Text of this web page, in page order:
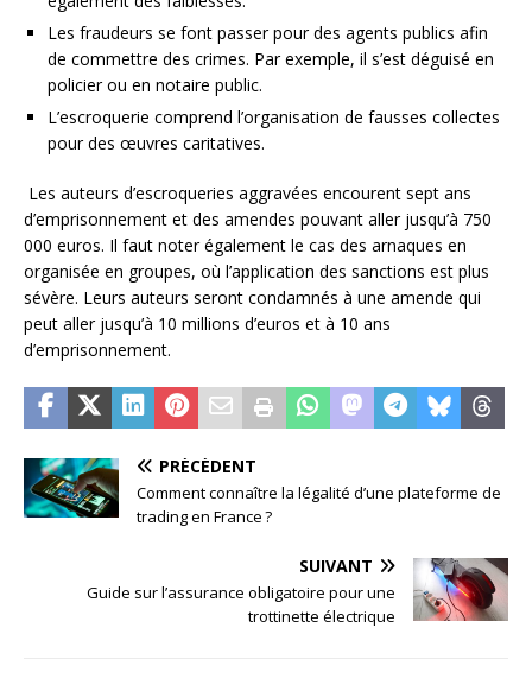
Les fraudeurs se font passer pour des agents publics afin
de commettre des crimes. Par exemple, il s’est déguisé en
policier ou en notaire public.
L’escroquerie comprend l’organisation de fausses collectes
pour des œuvres caritatives.
Les auteurs d’escroqueries aggravées encourent sept ans
d’emprisonnement et des amendes pouvant aller jusqu’à 750
000 euros. Il faut noter également le cas des arnaques en
organisée en groupes, où l’application des sanctions est plus
sévère. Leurs auteurs seront condamnés à une amende qui
peut aller jusqu’à 10 millions d’euros et à 10 ans
d’emprisonnement.
PRÉCÉDENT
Comment connaître la légalité d’une plateforme de
trading en France ?
SUIVANT
Guide sur l’assurance obligatoire pour une
trottinette électrique